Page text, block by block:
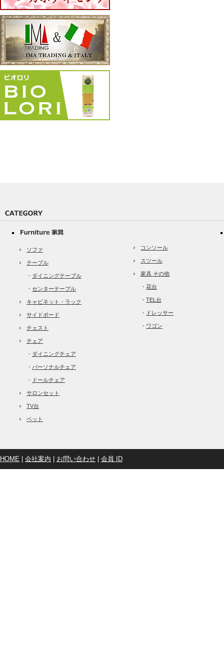
ソファ
テーブル
・ ダイニングテーブル
・ センターテーブル
キャビネット・ラック
サイドボード
チェスト
チェア
・ ダイニングチェア
・ パーソナルチェア
・ ドールチェア
サロンセット
TV台
ベット
コンソール
スツール
家具 その他
・ 花台
・ TEL台
・ ドレッサー
・ ワゴン
HOME 会社案内 お問い合わせ 会員 ID